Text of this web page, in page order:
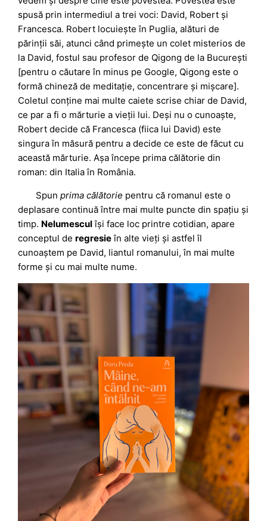
spusă prin intermediul a trei voci: David, Robert și
Francesca. Robert locuiește în Puglia, alături de
părinții săi, atunci când primește un colet misterios de
la David, fostul sau profesor de Qigong de la București
[pentru o căutare în minus pe Google, Qigong este o
formă chineză de meditație, concentrare și mișcare].
Coletul conține mai multe caiete scrise chiar de David,
ce par a fi o mărturie a vieții lui. Deși nu o cunoaște,
Robert decide că Francesca (fiica lui David) este
singura în măsură pentru a decide ce este de făcut cu
această mărturie. Așa începe prima călătorie din
roman: din Italia în România.
Spunprima călătorie pentru că romanul este o
deplasare continuă între mai multe puncte din spațiu și
timp. Nelumesculîși face loc printre cotidian, apare
conceptul deregresieîn alte vieți și astfel îl
cunoaștem pe David, liantul romanului, în mai multe
forme și cu mai multe nume.